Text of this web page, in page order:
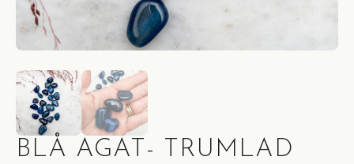
BLÅ AGAT- TRUMLAD